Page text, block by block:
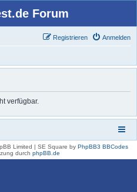
Forum
Anmelden
Registrieren
verfügbar.
Limited | SE Square by PhpBB3 BBCodes
durch phpBB.de